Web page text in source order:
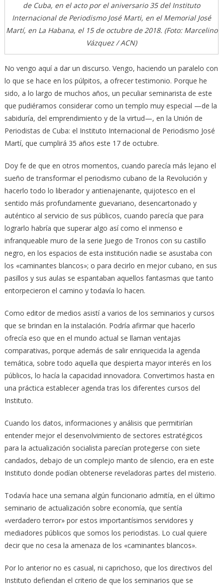
de Cuba, en el acto por el aniversario 35 del Instituto
Internacional de Periodismo José Marti, en el Memorial José
Martí, en La Habana, el 15 de octubre de 2018. (Foto: Marcelino
Vázquez / ACN)
No vengo aquí a dar un discurso. Vengo, haciendo un paralelo con
lo que se hace en los púlpitos, a ofrecer testimonio. Porque he
sido, a lo largo de muchos años, un peculiar seminarista de este
que pudiéramos considerar como un templo muy especial —de la
sabiduría, del emprendimiento y de la virtud—, en la Unión de
Periodistas de Cuba: el Instituto Internacional de Periodismo José
Martí, que cumplirá 35 años este 17 de octubre.
Doy fe de que en otros momentos, cuando parecía más lejano el
sueño de transformar el periodismo cubano de la Revolución y
hacerlo todo lo liberador y antienajenante, quijotesco en el
sentido más profundamente guevariano, desencartonado y
auténtico al servicio de sus públicos, cuando parecía que para
lograrlo habría que superar algo así como el inmenso e
infranqueable muro de la serie Juego de Tronos con su castillo
negro, en los espacios de esta institución nadie se asustaba con
los «caminantes blancos»; o para decirlo en mejor cubano, en sus
pasillos y sus aulas se espantaban aquellos fantasmas que tanto
entorpecieron el camino y todavía lo hacen.
Como editor de medios asistí a varios de los seminarios y cursos
que se brindan en la instalación. Podría afirmar que hacerlo
ofrecía eso que en el mundo actual se llaman ventajas
comparativas, porque además de salir enriquecida la agenda
temática, sobre todo aquella que despierta mayor interés en los
públicos, lo hacía la capacidad innovadora. Convertimos hasta en
una práctica establecer agenda tras los diferentes cursos del
Instituto.
Cuando los datos, informaciones y análisis que permitirían
entender mejor el desenvolvimiento de sectores estratégicos
para la actualización socialista parecían protegerse con siete
candados, debajo de un complejo manto de silencio, era en este
Instituto donde podían obtenerse reveladoras partes del misterio.
Todavía hace una semana algún funcionario admitía, en el último
seminario de actualización sobre economía, que sentía
«verdadero terror» por estos importantísimos servidores y
mediadores públicos que somos los periodistas. Lo cual quiere
decir que no cesa la amenaza de los «caminantes blancos».
Por lo anterior no es casual, ni caprichoso, que los directivos del
Instituto defiendan el criterio de que los seminarios que se